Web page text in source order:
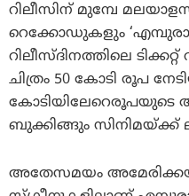
റിലീസിന് മുമ്പേ
റെക്കോഡുകളും
റിലീസ്ദിനത്തിലെ
ചിത്രം 50 കോടി രൂപ
കോടിയിലേറെരൂപയുടെ
ബുക്കിങ്ങും സിനിമയ്ക്ക്
അതേസമയം